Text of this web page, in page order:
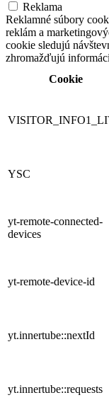
Reklama
Reklamné súbory
reklám a
cookie sledujú
zhromažďujú
Cookie
YSC
yt-remote-connected-
devices
yt-remote-device-id
yt.innertube::nextId
yt.innertube::requests